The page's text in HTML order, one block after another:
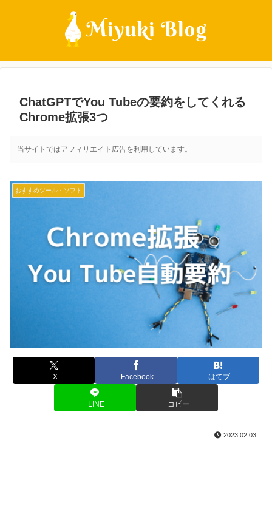
ChatGPTでYou Tubeの要約をしてくれる
Chrome拡張3つ
当サイトではアフィリエイト広告を利用しています。
おすすめツール・ソフト
X Facebook はてブ
LINE コピー
2023.02.03